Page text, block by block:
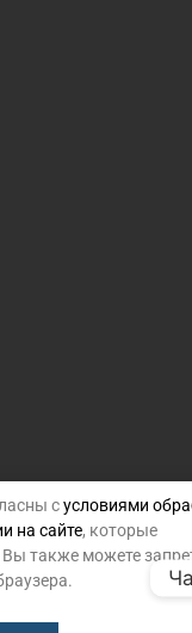
сусловиями
на сайте, которые
также можете